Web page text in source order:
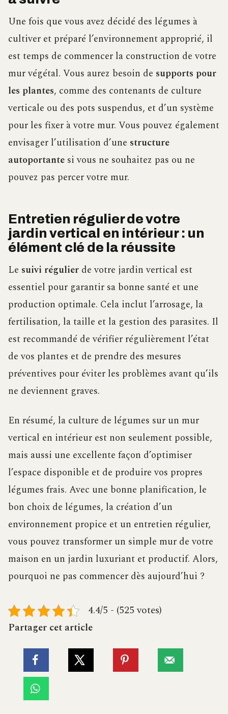
Une fois que vous avez décidé des légumes à
cultiver et préparé l’environnement approprié, il
est temps de commencer la construction de votre
mur végétal. Vous aurez besoin de supports pour
les plantes, comme des contenants de culture
verticale ou des pots suspendus, et d’un système
pour les fixer à votre mur. Vous pouvez également
envisager l’utilisation d’une structure
autoportante si vous ne souhaitez pas ou ne
pouvez pas percer votre mur.
Entretien régulier de votre
jardin vertical en intérieur : un
élément clé de la réussite
Le suivi régulier de votre jardin vertical est
essentiel pour garantir sa bonne santé et une
production optimale. Cela inclut l’arrosage, la
fertilisation, la taille et la gestion des parasites. Il
est recommandé de vérifier régulièrement l’état
de vos plantes et de prendre des mesures
préventives pour éviter les problèmes avant qu’ils
ne deviennent graves.
En résumé, la culture de légumes sur un mur
vertical en intérieur est non seulement possible,
mais aussi une excellente façon d’optimiser
l’espace disponible et de produire vos propres
légumes frais. Avec une bonne planification, le
bon choix de légumes, la création d’un
environnement propice et un entretien régulier,
vous pouvez transformer un simple mur de votre
maison en un jardin luxuriant et productif. Alors,
pourquoi ne pas commencer dès aujourd’hui ?
4.4/5 - (525 votes)
Partager cet article